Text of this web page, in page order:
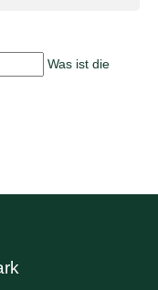
Was ist die